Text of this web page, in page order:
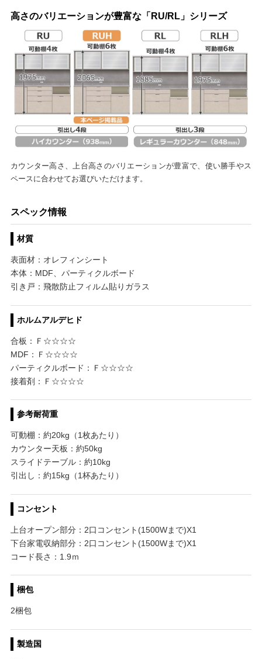
高さのバリエーションが豊富な「RU/RL」シリーズ
カウンター高さ、上台高さのバリエーションが豊富で、使い勝手やス
ペースに合わせてお選びいただけます。
スペック情報
材質
表面材：オレフィンシート
本体：MDF、パーティクルボード
引き戸：飛散防止フィルム貼りガラス
ホルムアルデヒド
合板：Ｆ☆☆☆☆
MDF：Ｆ☆☆☆☆
パーティクルボード：Ｆ☆☆☆☆
接着剤：Ｆ☆☆☆☆
参考耐荷重
可動棚：約20kg（1枚あたり）
カウンター天板：約50kg
スライドテーブル：約10kg
引出し：約15kg（1杯あたり）
コンセント
上台オープン部分：2口コンセント(1500Wまで)X1
下台家電収納部分：2口コンセント(1500Wまで)X1
コード長さ：1.9ｍ
梱包
2梱包
製造国